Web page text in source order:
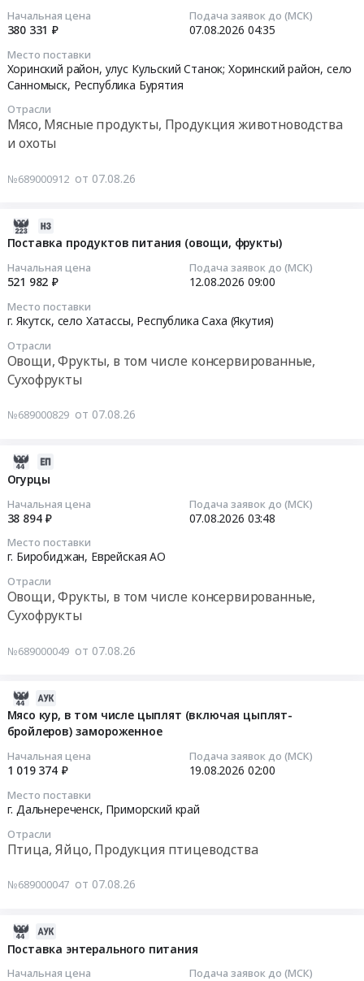
Начальная цена
380 331 ₽
Подача заявок до (МСК)
07.08.2026 04:35
Место поставки
Хоринский район, улус Кульский Станок; Хоринский район, село
Санномыск, Республика Бурятия
Отрасли
Мясо, Мясные продукты, Продукция животноводства
и охоты
№689000912 от 07.08.26
Поставка продуктов питания (овощи, фрукты)
Начальная цена
521 982 ₽
Подача заявок до (МСК)
12.08.2026 09:00
Место поставки
г. Якутск, село Хатассы, Республика Саха (Якутия)
Отрасли
Овощи, Фрукты, в том числе консервированные,
Сухофрукты
№689000829 от 07.08.26
Огурцы
Начальная цена
38 894 ₽
Подача заявок до (МСК)
07.08.2026 03:48
Место поставки
г. Биробиджан, Еврейская АО
Отрасли
Овощи, Фрукты, в том числе консервированные,
Сухофрукты
№689000049 от 07.08.26
Мясо кур, в том числе цыплят (включая цыплят-
бройлеров) замороженное
Начальная цена
1 019 374 ₽
Подача заявок до (МСК)
19.08.2026 02:00
Место поставки
г. Дальнереченск, Приморский край
Отрасли
Птица, Яйцо, Продукция птицеводства
№689000047 от 07.08.26
Поставка энтерального питания
Начальная цена Подача заявок до (МСК)